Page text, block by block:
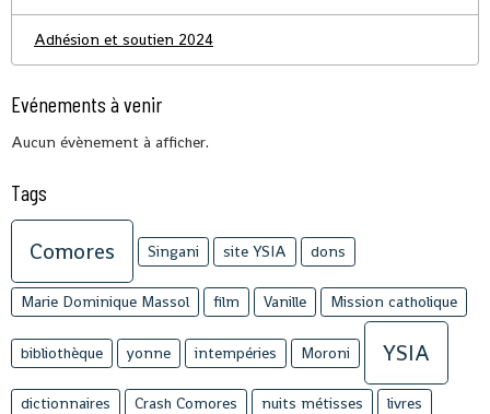
Adhésion et soutien 2024
Evénements à venir
Aucun évènement à afficher.
Tags
Comores Singani site YSIA dons
Marie Dominique Massol film Vanille Mission catholique
bibliothèque yonne intempéries Moroni YSIA
dictionnaires Crash Comores nuits métisses
livres